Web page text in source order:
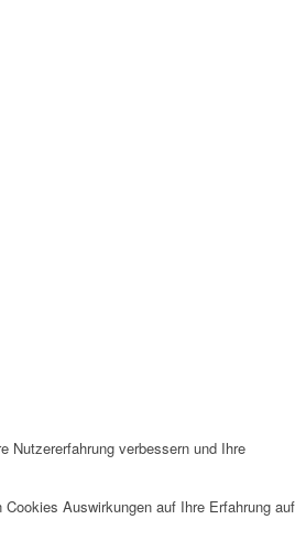
Nutzererfahrung verbessern und Ihre
Auswirkungen auf Ihre Erfahrung auf